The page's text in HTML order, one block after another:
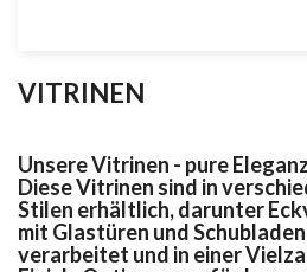
VITRINEN
Unsere Vitrinen - pure
Diese Vitrinen sind in
Stilen erhältlich, darunter
mit Glastüren und
verarbeitet und in einer